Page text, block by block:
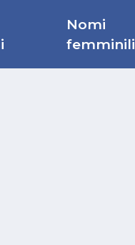
Nomi
femminili